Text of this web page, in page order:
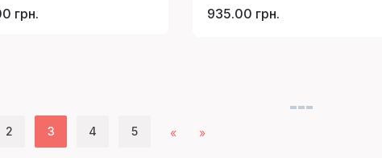
грн. 935.00 грн.
«
2 3 4 5 »